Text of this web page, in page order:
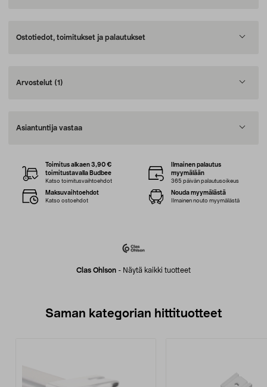
Ostotiedot, toimitukset ja palautukset
Arvostelut (1)
Asiantuntija vastaa
Clas Ohlson - Näytä kaikki tuotteet
Toimitus alkaen 3,90 €
toimitustavalla Budbee
Katso toimitusvaihtoehdot
Ilmainen palautus
myymälään
365 päivän palautusoikeus
Maksuvaihtoehdot
Katso ostoehdot
Nouda myymälästä
Ilmainen nouto myymälästä
Saman kategorian hittituotteet